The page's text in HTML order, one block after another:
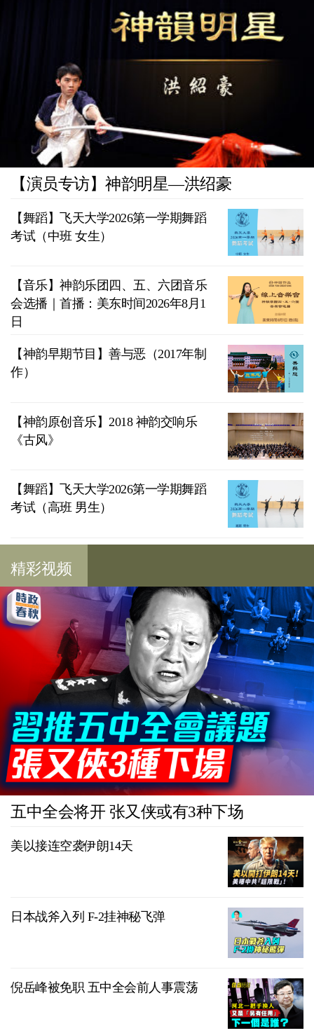
【演员专访】神韵明星—洪绍豪
【舞蹈】飞天大学2026第一学期舞蹈
考试（中班 女生）
【音乐】神韵乐团四、五、六团音乐
会选播｜首播：美东时间2026年8月1
日
【神韵早期节目】善与恶（2017年制
作）
【神韵原创音乐】2018 神韵交响乐
《古风》
【舞蹈】飞天大学2026第一学期舞蹈
考试（高班 男生）
精彩视频
五中全会将开 张又侠或有3种下场
美以接连空袭伊朗14天
日本战斧入列 F-2挂神秘飞弹
倪岳峰被免职 五中全会前人事震荡